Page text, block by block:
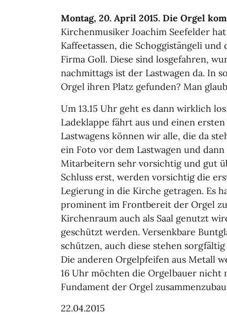
Montag, 20. April 2015. Die Orgel
Kirchenmusiker Joachim Seefelder
Kaffeetassen, die Schoggistängeli
Firma Goll. Diese sind losgefahren,
nachmittags ist der Lastwagen da. In
Orgel ihren Platz gefunden? Man
Um 13.15 Uhr geht es dann wirklich
Ladeklappe fährt aus und einen
Lastwagens können wir alle, die da
ein Foto vor dem Lastwagen und
Mitarbeitern sehr vorsichtig und gut
Schluss erst, werden vorsichtig die
Legierung in die Kirche getragen. Es
prominent im Frontbereit der Orgel
Kirchenraum auch als Saal genutzt
geschützt werden. Versenkbare
schützen, auch diese stehen
Die anderen Orgelpfeifen aus Metall
16 Uhr möchten die Orgelbauer nicht
Fundament der Orgel
22.04.2015